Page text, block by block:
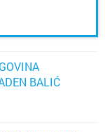
BALIĆ